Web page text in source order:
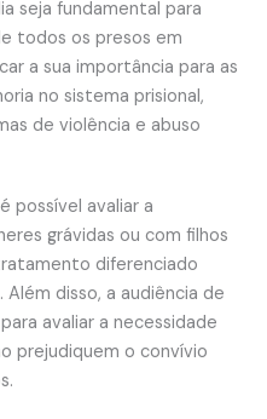
seja fundamental para
todos os presos em
a sua importância para as
no sistema prisional,
de violência e abuso
possível avaliar a
grávidas ou com filhos
diferenciado
Além disso, a audiência de
avaliar a necessidade
prejudiquem o convívio